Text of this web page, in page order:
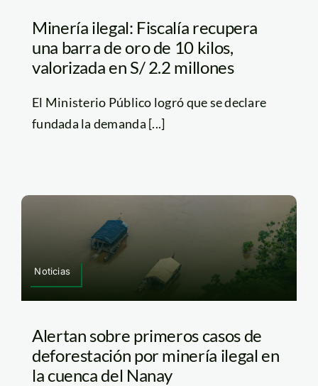
Minería ilegal: Fiscalía recupera
una barra de oro de 10 kilos,
valorizada en S/ 2.2 millones
El Ministerio Público logró que se declare
fundada la demanda [...]
Noticias
Alertan sobre primeros casos de
deforestación por minería ilegal en
la cuenca del Nanay